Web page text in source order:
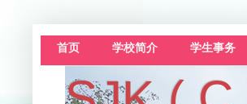
首页 学校简介 学生事务